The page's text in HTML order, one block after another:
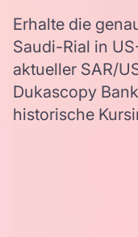
Erhalte die
Saudi-Rial in
aktueller SAR/
Dukascopy
historische